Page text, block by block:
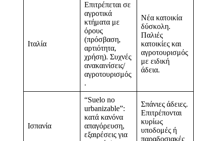
Ιταλία
Επιτρέπεται σε
αγροτικά
κτήματα με
όρους
(πρόσβαση,
αρτιότητα,
χρήση). Συχνές
ανακαινίσεις/
αγροτουρισμός
.
Νέα κατοικία
δύσκολη.
Παλιές
κατοικίες και
αγροτουρισμός
με ειδική
άδεια.
Ισπανία
“Suelo no
urbanizable”:
κατά κανόνα
απαγόρευση,
εξαιρέσεις για
Σπάνιες άδειες.
Επιτρέπονται
κυρίως
υποδομές ή
παραδοσιακές